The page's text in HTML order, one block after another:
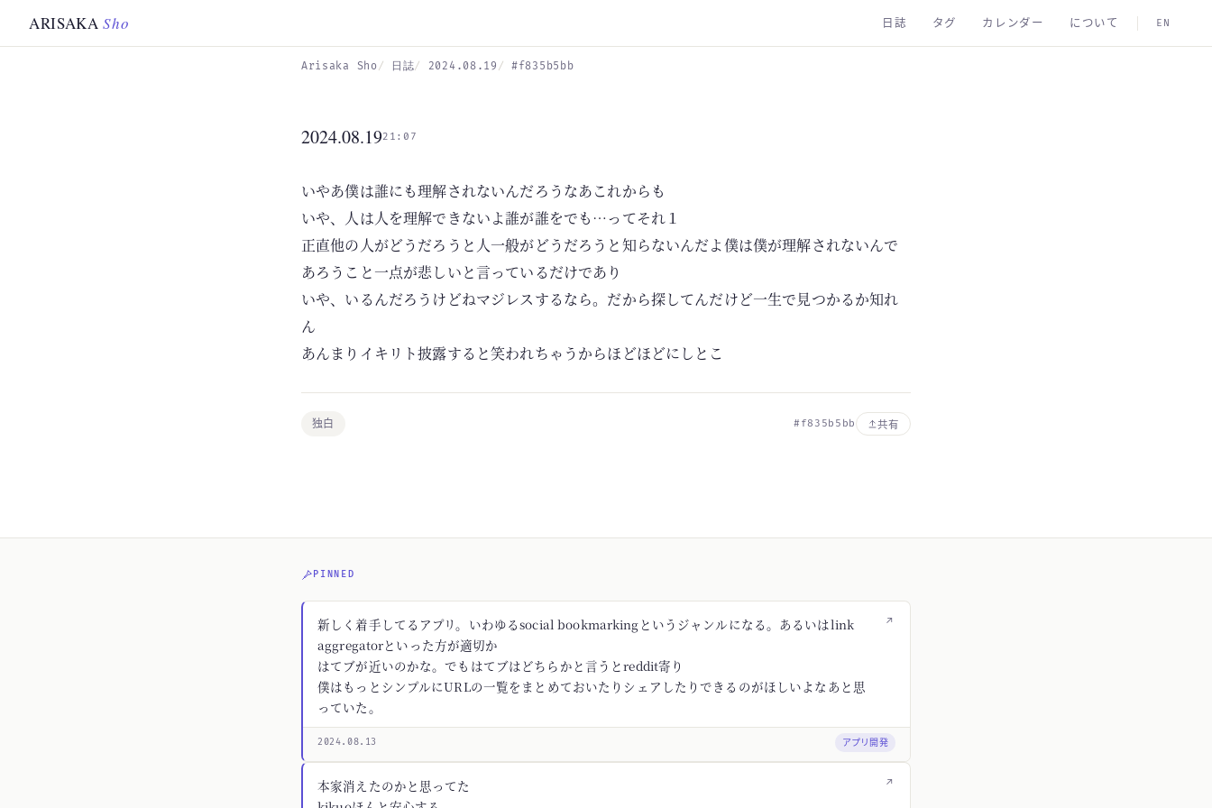
ARISAKASho 日誌 タグ カレンダー について EN
Arisaka Sho 日誌 2024.08.19 #f835b5bb
2024.08.1921:07
いやあ僕は誰にも理解されないんだろうなあこれからも
いや、人は人を理解できないよ誰が誰をでも…ってそれ１
正直他の人がどうだろうと人一般がどうだろうと知らないんだよ僕は僕が理解されないんで
あろうこと一点が悲しいと言っているだけであり
いや、いるんだろうけどねマジレスするなら。だから探してんだけど一生で見つかるか知れ
ん
あんまりイキリト披露すると笑われちゃうからほどほどにしとこ
独白 #f835b5bb 共有
PINNED
↗
新しく着手してるアプリ。いわゆるsocial bookmarkingというジャンルになる。あるいはlink
aggregatorといった方が適切か
はてブが近いのかな。でもはてブはどちらかと言うとreddit寄り
僕はもっとシンプルにURLの一覧をまとめておいたりシェアしたりできるのがほしいよなあと思
っていた。
2024.08.13 アプリ開発
↗
本家消えたのかと思ってた